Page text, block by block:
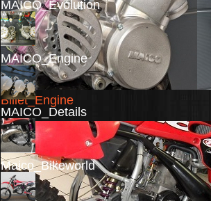
Billet_Engine
MAICO_Evolution
MAICO_Engine
MAICO_Details
Maico_Bikeworld